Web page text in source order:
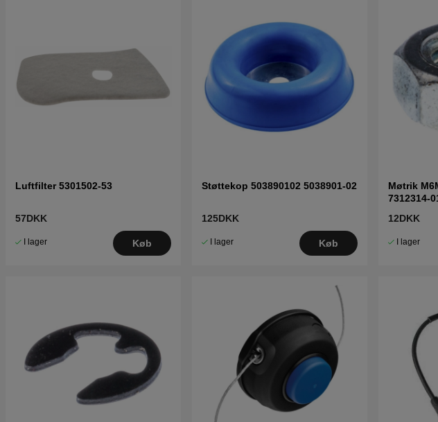
Luftfilter 5301502-53
57DKK
I lager Køb
Støttekop 503890102 5038901-02
125DKK
I lager Køb
Møtrik
7312314-
12DKK
I lager